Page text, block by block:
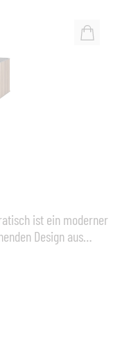
ist ein moderner
und verleihen